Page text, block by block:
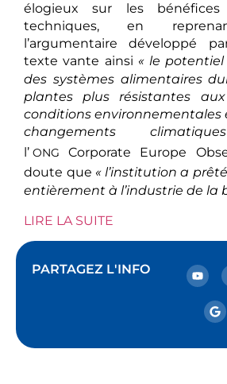
élogieux sur les bénéfices
techniques, en
l’argumentaire développé
texte vante ainsi « le
des systèmes alimentaires
plantes plus résistantes
conditions environnementales
changements climatiques
l’ ONG Corporate Europe
doute que « l’institution a
entièrement à l’industrie de la
LIRE LA SUITE
PARTAGEZ L'INFO